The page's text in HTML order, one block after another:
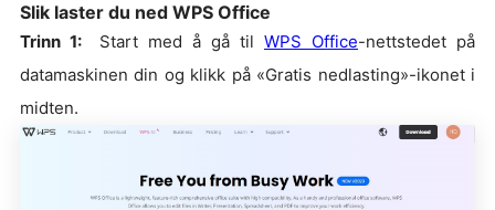
Slik laster du ned WPS Office
Trinn 1: Start med å gå til WPS Office-nettstedet på
datamaskinen din og klikk på «Gratis nedlasting»-ikonet i
midten.